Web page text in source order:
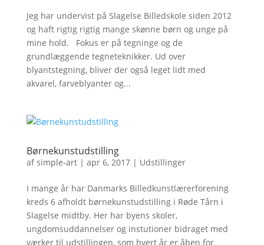
Jeg har undervist på Slagelse Billedskole siden 2012
og haft rigtig rigtig mange skønne børn og unge på
mine hold. Fokus er på tegninge og de
grundlæggende tegneteknikker. Ud over
blyantstegning, bliver der også leget lidt med
akvarel, farveblyanter og...
Børnekunstudstilling
afsimple-art| apr 6, 2017| Udstillinger
I mange år har Danmarks Billedkunstlærerforening
kreds 6 afholdt børnekunstudstilling i Røde Tårn i
Slagelse midtby. Her har byens skoler,
ungdomsuddannelser og instutioner bidraget med
værker til udstillingen, som hvert år er åben for